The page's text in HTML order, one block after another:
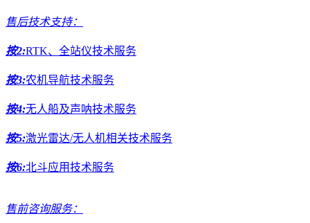
售后技术支持：
按2:RTK、全站仪技术服务
按3:农机导航技术服务
按4:无人船及声呐技术服务
按5:激光雷达/无人机相关技术服务
按6:北斗应用技术服务
售前咨询服务：